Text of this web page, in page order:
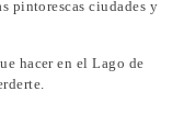
pintorescas ciudades y
hacer en el Lago de